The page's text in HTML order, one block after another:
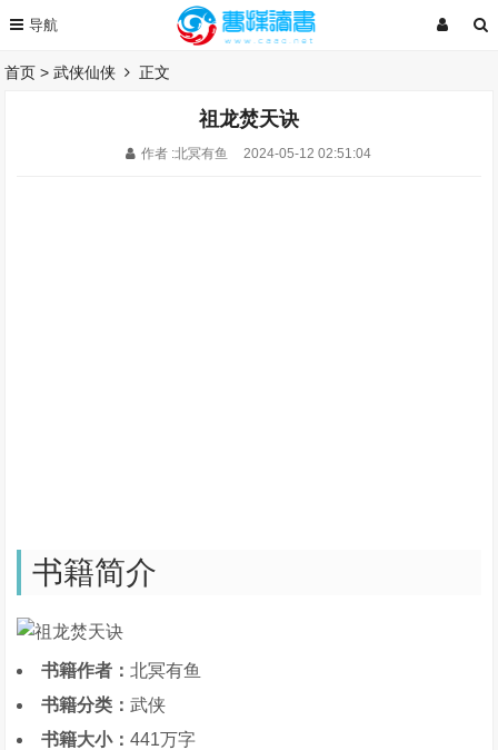
首页 >武侠仙侠 正文
祖龙焚天诀
作者 :北冥有鱼 2024-05-12 02:51:04
书籍简介
书籍作者：北冥有鱼
书籍分类：武侠
书籍大小：441万字